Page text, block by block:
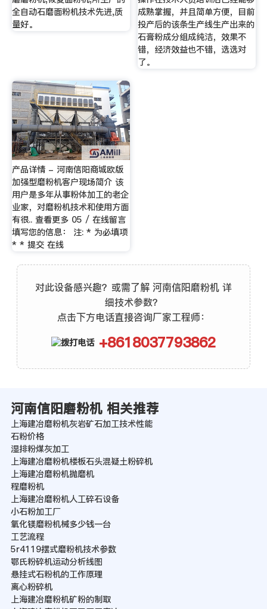
全自动石磨面粉机技术先进,质
量好。
成熟掌握，并且简单方便，目前
投产后的该条生产线生产出来的
石膏粉成分组成纯洁，效果不
错，经济效益也不错，选选对
了。
产品详情 - 河南信阳商城欧版
加强型磨粉机客户现场简介 该
用户是多年从事粉体加工的老企
业家，对磨粉机技术和使用方面
有很.. 查看更多 05 / 在线留言
填写您的信息： 注: * 为必填项
* * 提交 在线
对此设备感兴趣？或需了解 河南信阳磨粉机 详
细技术参数？
点击下方电话直接咨询厂家工程师：
+8618037793862
河南信阳磨粉机 相关推荐
上海建冶磨粉机灰岩矿石加工技术性能
石粉价格
湿排粉煤灰加工
上海建冶磨粉机楼板石头混疑土粉碎机
上海建冶磨粉机抛磨机
程磨粉机
上海建冶磨粉机人工碎石设备
小石粉加工厂
氧化镁磨粉机械多少钱一台
工艺流程
5r4119摆式磨粉机技术参数
鄂氏粉碎机运动分析线图
悬挂式石粉机的工作原理
离心粉碎机
上海建冶磨粉机矿粉的制取